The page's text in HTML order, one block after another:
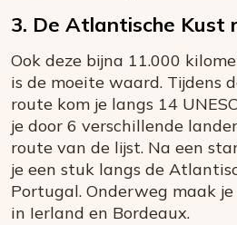
3. De Atlantische Kust
Ook deze bijna 11.000
is de moeite waard. Tijdens
route kom je langs 14
je door 6 verschillende
route van de lijst. Na een
je een stuk langs de
Portugal. Onderweg maak
in Ierland en Bordeaux.